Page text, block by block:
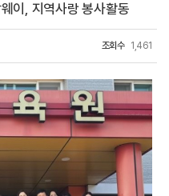
이, 지역사랑 봉사활동
조회수 1,461